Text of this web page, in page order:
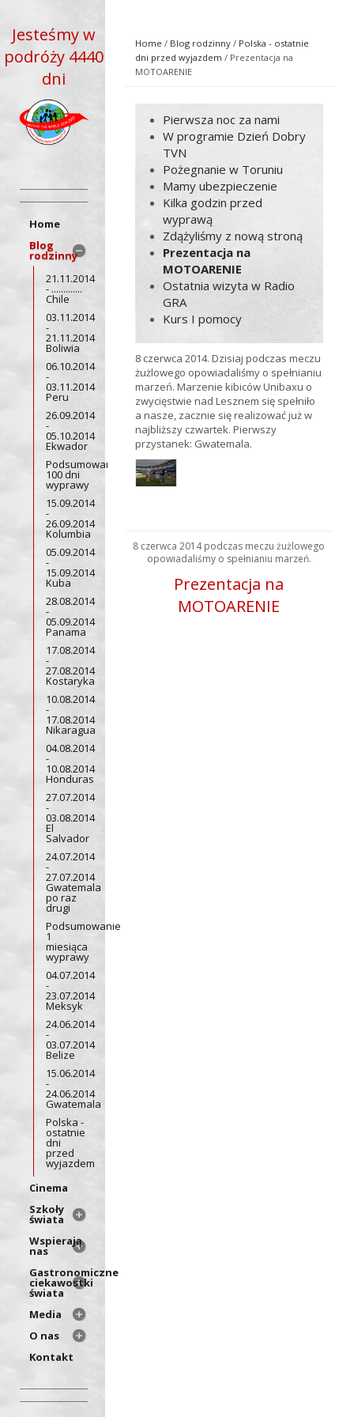
Jesteśmy w
podróży 4440
dni
Home
Blog
rodzinny
21.11.2014
- .............
Chile
03.11.2014
-
21.11.2014
Boliwia
06.10.2014
-
03.11.2014
Peru
26.09.2014
-
05.10.2014
Ekwador
Podsumowanie
100 dni
wyprawy
15.09.2014
-
26.09.2014
Kolumbia
05.09.2014
-
15.09.2014
Kuba
28.08.2014
-
05.09.2014
Panama
17.08.2014
-
27.08.2014
Kostaryka
10.08.2014
-
17.08.2014
Nikaragua
04.08.2014
-
10.08.2014
Honduras
27.07.2014
-
03.08.2014
El
Salvador
24.07.2014
-
27.07.2014
Gwatemala
po raz
drugi
Podsumowanie
1
miesiąca
wyprawy
04.07.2014
-
23.07.2014
Meksyk
24.06.2014
-
03.07.2014
Belize
15.06.2014
-
24.06.2014
Gwatemala
Polska -
ostatnie
dni
przed
wyjazdem
Cinema
Szkoły
świata
Wspierają
nas
Gastronomiczne
ciekawostki
świata
Media
O nas
Kontakt
Home / Blog rodzinny / Polska - ostatnie
dni przed wyjazdem / Prezentacja na
MOTOARENIE
Pierwsza noc za nami
W programie Dzień Dobry
TVN
Pożegnanie w Toruniu
Mamy ubezpieczenie
Kilka godzin przed
wyprawą
Zdążyliśmy z nową stroną
Prezentacja na
MOTOARENIE
Ostatnia wizyta w Radio
GRA
Kurs I pomocy
8 czerwca 2014. Dzisiaj podczas meczu
żużlowego opowiadaliśmy o spełnianiu
marzeń. Marzenie kibiców Unibaxu o
zwycięstwie nad Lesznem się spełniło
a nasze, zacznie się realizować już w
najbliższy czwartek. Pierwszy
przystanek: Gwatemala.
8 czerwca 2014 podczas meczu żużlowego
opowiadaliśmy o spełnianiu marzeń.
Prezentacja na
MOTOARENIE